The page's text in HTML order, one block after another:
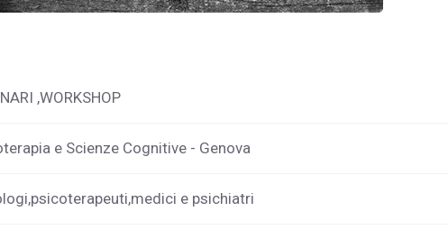
,WORKSHOP
e Scienze Cognitive - Genova
e psichiatri